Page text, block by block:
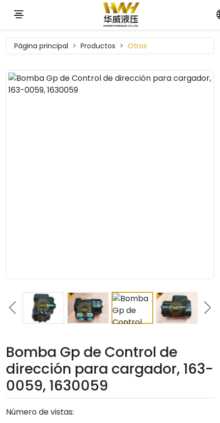
Página principal Productos Otros
Bomba Gp de Control de
dirección para cargador, 163-
0059, 1630059
Número de vistas: